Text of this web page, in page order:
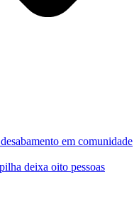
em comunidade
deixa oito pessoas